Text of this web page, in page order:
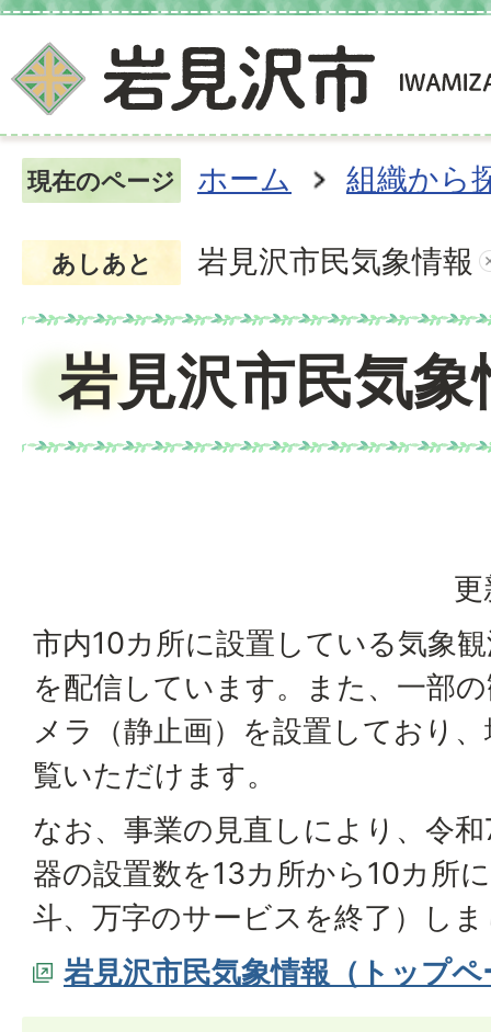
現在のページ ホーム 組織から
あしあと 岩見沢市民気象情報
岩見沢市民気象
市内10カ所に設置している気象
を配信しています。また、一部
メラ（静止画）を設置しており
覧いただけます。
なお、事業の見直しにより、令
器の設置数を13カ所から10カ所
斗、万字のサービスを終了）し
岩見沢市民気象情報（トップペ